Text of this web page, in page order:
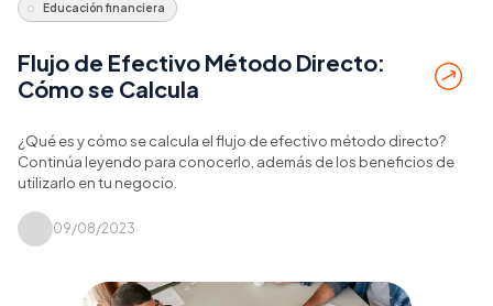
Educación financiera
Flujo de Efectivo Método Directo:
Cómo se Calcula
¿Qué es y cómo se calcula el flujo de efectivo método directo?
Continúa leyendo para conocerlo, además de los beneficios de
utilizarlo en tu negocio.
09/08/2023